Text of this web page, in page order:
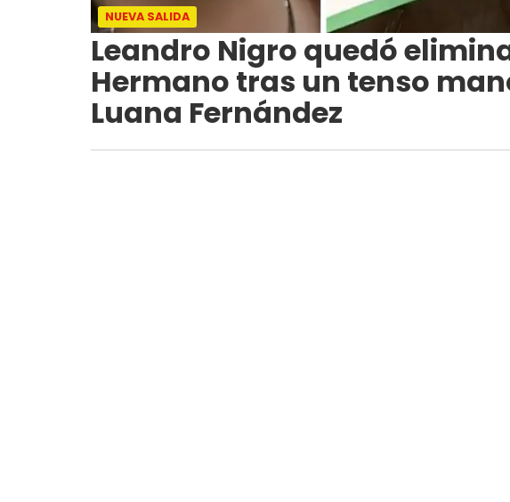
NUEVA SALIDA
Leandro Nigro quedó
Hermano tras un tenso
Luana Fernández